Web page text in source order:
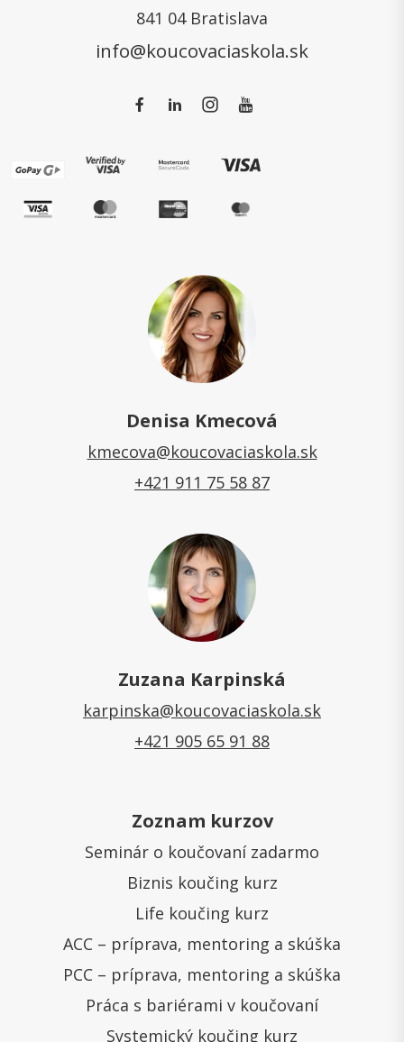
841 04 Bratislava
info@koucovaciaskola.sk
Denisa Kmecová
kmecova@koucovaciaskola.sk
+421 911 75 58 87
Zuzana Karpinská
karpinska@koucovaciaskola.sk
+421 905 65 91 88
Zoznam kurzov
Seminár o koučovaní zadarmo
Biznis koučing kurz
Life koučing kurz
ACC – príprava, mentoring a skúška
PCC – príprava, mentoring a skúška
Práca s bariérami v koučovaní
Systemický koučing kurz